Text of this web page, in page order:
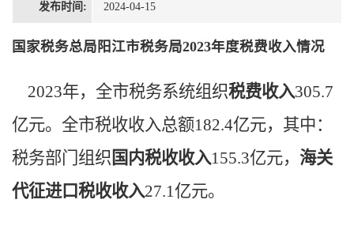
发布时间: 2024-04-15
国家税务总局阳江市税务局2023年度税费收入情况
2023年，全市税务系统组织税费收入305.7
亿元。全市税收收入总额182.4亿元，其中：
税务部门组织 国内税收收入155.3亿元， 海关
代征进口税收收入27.1亿元。